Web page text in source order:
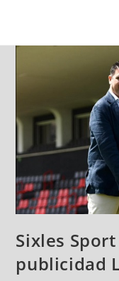
Sixles
publicidad